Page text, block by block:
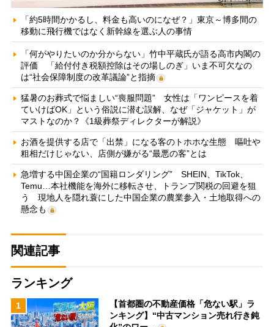
「約5時間かかるし、料金も高いのになぜ？」東京～博多間の
移動に飛行機ではなく新幹線を選ぶ人の事情
「何がやりたいのか分からない」竹中平蔵氏が語る高市内閣の
評価 「給付付き税額控除はその場しのぎ」いま不可欠なの
は“社会保障制度の改革議論”と指摘
猛暑のお葬式で悩ましい“喪服問題” 女性は「ワンピースを着
ていけばOK」という俗説に潜む誤解、なぜ「ジャケット」が
マストなのか？《1級葬祭ディレクターが解説》
お酒を提供する店で「出禁」になる客のトホホな生態 嘔吐や
粗相だけじゃない、店側が嫌がる“最悪の客”とは
急増する中国企業の“国籍ロンダリング” SHEIN、TikTok、
Temu…本社機能を海外に移転させ、トランプ関税の回避を狙
う 現地人を隠れ蓑にした中国企業の農業参入・土地取得への
懸念も
関連記事
ランキング
1
【首都圏の不動産価格「危ない駅」ラ
ンキング】“中古マンション売れ行き鈍